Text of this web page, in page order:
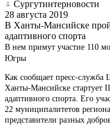
Сургутинтерновости
28 августа 2019
В Ханты-Мансийске
адаптивного спорта
В нем примут участие 110
Югры
Как сообщает пресс-служба
Ханты-Мансийске стартует
адаптивного спорта. Его
22 муниципалитетов
представители разных